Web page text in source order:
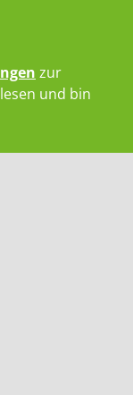
zur
und bin